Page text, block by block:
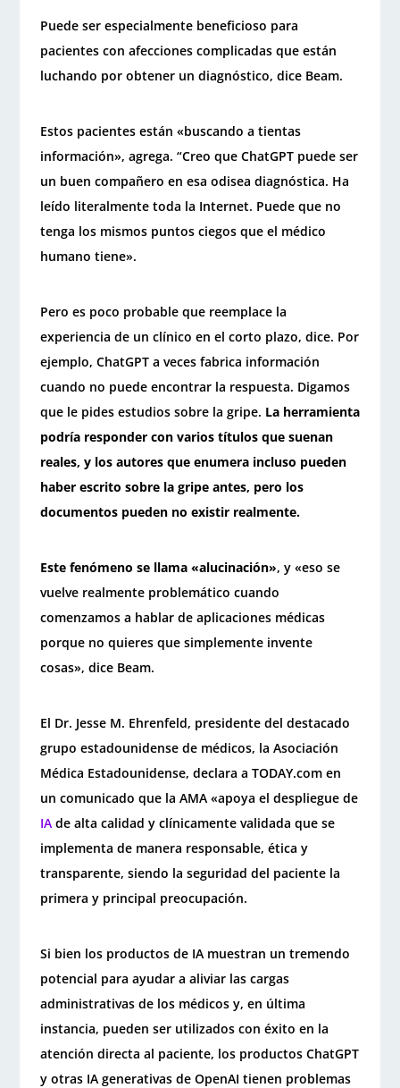
Puede ser especialmente beneficioso para
pacientes con afecciones complicadas que están
luchando por obtener un diagnóstico, dice Beam.
Estos pacientes están «buscando a tientas
información», agrega. “Creo que ChatGPT puede ser
un buen compañero en esa odisea diagnóstica. Ha
leído literalmente toda la Internet. Puede que no
tenga los mismos puntos ciegos que el médico
humano tiene».
Pero es poco probable que reemplace la
experiencia de un clínico en el corto plazo, dice. Por
ejemplo, ChatGPT a veces fabrica información
cuando no puede encontrar la respuesta. Digamos
que le pides estudios sobre la gripe. La herramienta
podría responder con varios títulos que suenan
reales, y los autores que enumera incluso pueden
haber escrito sobre la gripe antes, pero los
documentos pueden no existir realmente.
Este fenómeno se llama «alucinación», y «eso se
vuelve realmente problemático cuando
comenzamos a hablar de aplicaciones médicas
porque no quieres que simplemente invente
cosas», dice Beam.
El Dr. Jesse M. Ehrenfeld, presidente del destacado
grupo estadounidense de médicos, la Asociación
Médica Estadounidense, declara a TODAY.com en
un comunicado que la AMA «apoya el despliegue de
IAde alta calidad y clínicamente validada que se
implementa de manera responsable, ética y
transparente, siendo la seguridad del paciente la
primera y principal preocupación.
Si bien los productos de IA muestran un tremendo
potencial para ayudar a aliviar las cargas
administrativas de los médicos y, en última
instancia, pueden ser utilizados con éxito en la
atención directa al paciente, los productos ChatGPT
y otras IA generativas de OpenAI tienen problemas